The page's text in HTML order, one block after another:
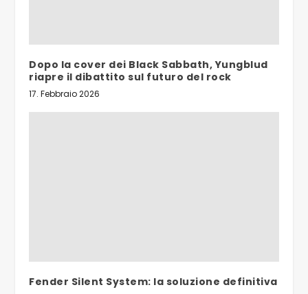
Dopo la cover dei Black Sabbath, Yungblud
riapre il dibattito sul futuro del rock
17. Febbraio 2026
Fender Silent System: la soluzione definitiva